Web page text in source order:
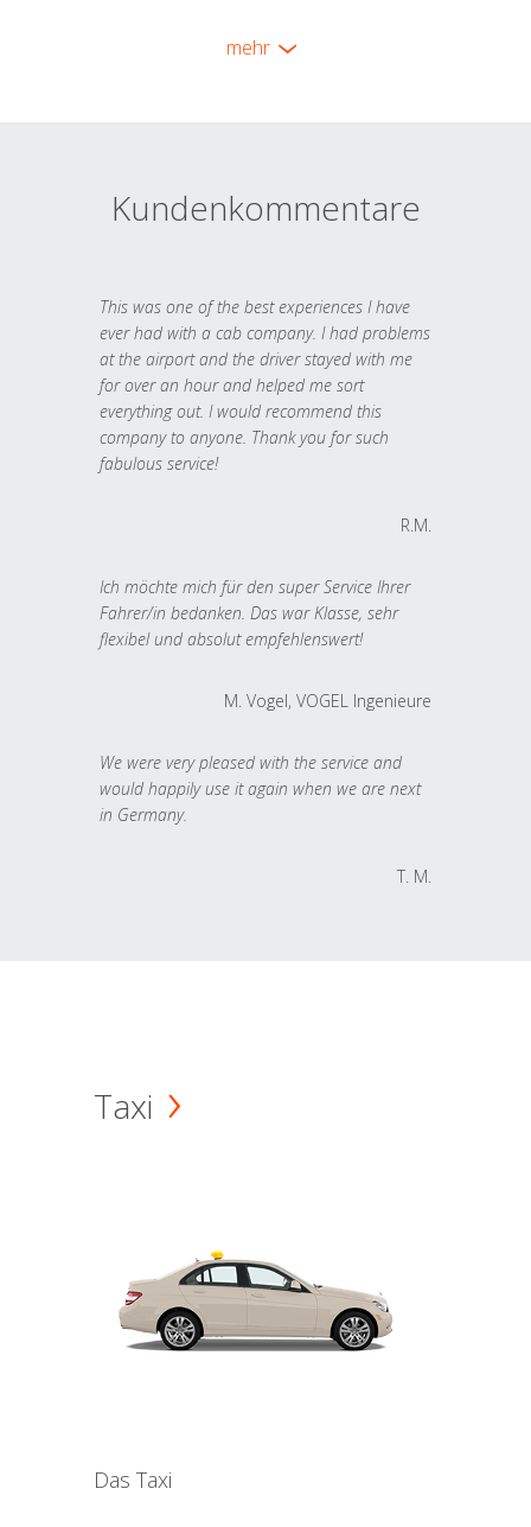
mehr
Kundenkommentare
This was one of the best experiences I have
ever had with a cab company. I had problems
at the airport and the driver stayed with me
for over an hour and helped me sort
everything out. I would recommend this
company to anyone. Thank you for such
fabulous service!
R.M.
Ich möchte mich für den super Service Ihrer
Fahrer/in bedanken. Das war Klasse, sehr
flexibel und absolut empfehlenswert!
M. Vogel, VOGEL Ingenieure
We were very pleased with the service and
would happily use it again when we are next
in Germany.
T. M.
Taxi
Das Taxi